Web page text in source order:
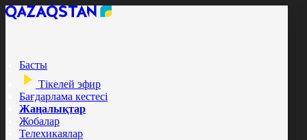
Басты
Тікелей эфир
Бағдарлама кестесі
Жаңалықтар
Жобалар
Телехикаялар